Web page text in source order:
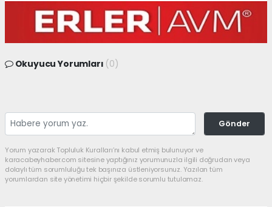
Okuyucu Yorumları (0)
Gönder
Yorum yazarak Topluluk Kuralları’nı kabul etmiş bulunuyor ve
karacabeyhaber.com sitesine yaptığınız yorumunuzla ilgili doğrudan veya
dolaylı tüm sorumluluğu tek başınıza üstleniyorsunuz. Yazılan tüm
yorumlardan site yönetimi hiçbir şekilde sorumlu tutulamaz.